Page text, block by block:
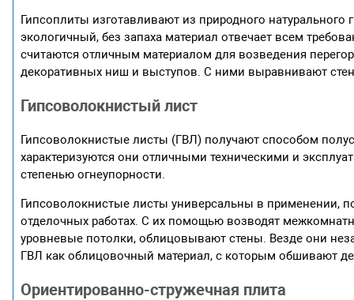
Гипсоплиты изготавливают из природного
экологичный, без запаха материал отвечает всем
считаются отличным материалом для возведения
декоративных ниш и выступов. С ними выравнивают
Гипсоволокнистый лист
Гипсоволокнистые листы (ГВЛ) получают способом
характеризуются они отличными техническими и
степенью огнеупорности.
Гипсоволокнистые листы универсальны в применении,
отделочных работах. С их помощью возводят
уровневые потолки, облицовывают стены. Везде они
ГВЛ как облицовочный материал, с которым обшивают
Ориентированно-стружечная плита